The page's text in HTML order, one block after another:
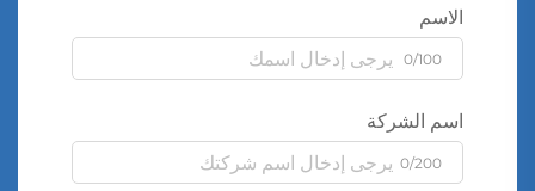
الاسم
0/100
اسم الشركة
0/200